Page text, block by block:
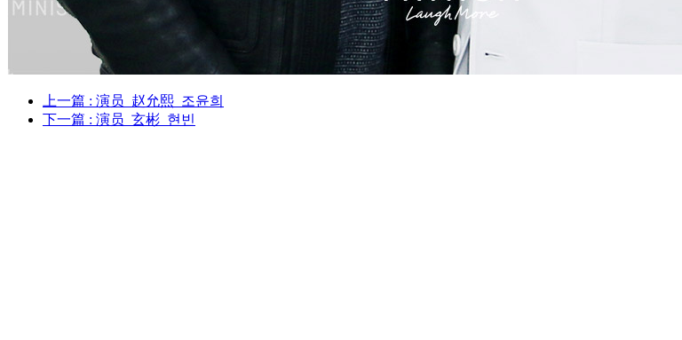
上一篇 : 演员_赵允熙_조윤희
下一篇 : 演员_玄彬_현빈